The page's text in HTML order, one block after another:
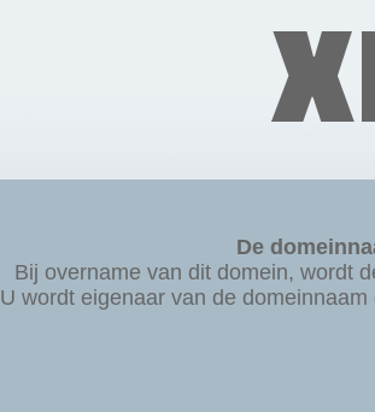
De
Bij overname van dit domein, wordt
U wordt eigenaar van de